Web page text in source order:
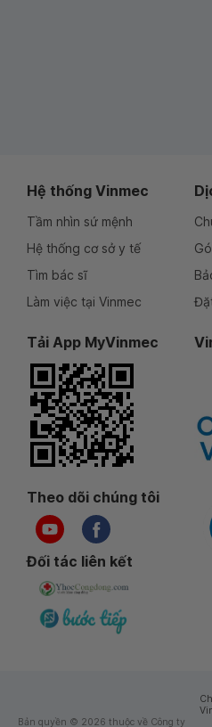
Hệ thống Vinmec
Tầm nhìn sứ mệnh
Hệ thống cơ sở y tế
Tìm bác sĩ
Làm việc tại Vinmec
Tải App MyVinmec
Theo dõi chúng tôi
Đối tác liên kết
Bản quyền © 2026 thuộc về Công ty